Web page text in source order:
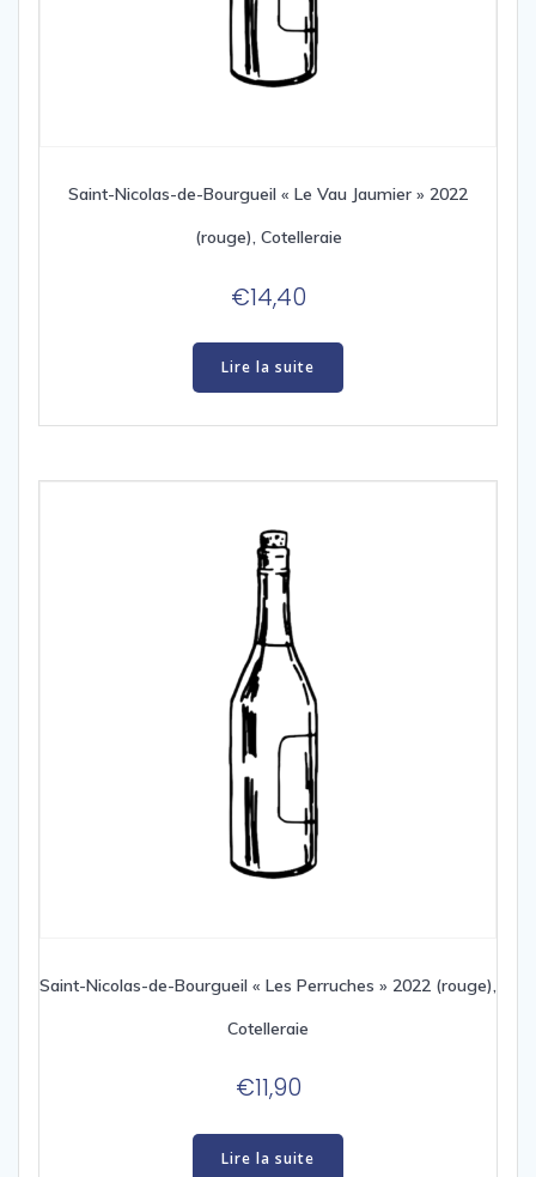
Saint-Nicolas-de-Bourgueil « Le Vau Jaumier » 2022
(rouge), Cotelleraie
€14,40
Lire la suite
Saint-Nicolas-de-Bourgueil « Les Perruches » 2022 (rouge),
Cotelleraie
€11,90
Lire la suite